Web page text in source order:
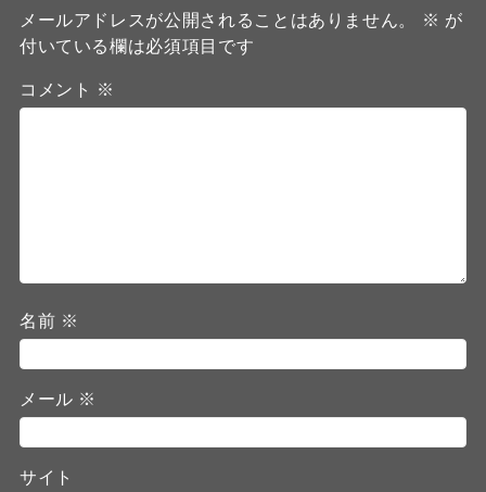
メールアドレスが公開されることはありません。 ※ が
付いている欄は必須項目です
コメント ※
名前 ※
メール ※
サイト